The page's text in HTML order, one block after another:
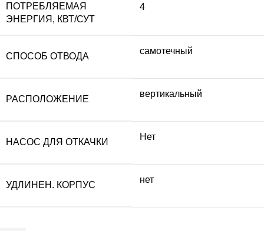
ПОТРЕБЛЯЕМАЯ
ЭНЕРГИЯ, КВТ/СУТ
4
СПОСОБ ОТВОДА
самотечный
РАСПОЛОЖЕНИЕ
вертикальный
НАСОС ДЛЯ ОТКАЧКИ
Нет
УДЛИНЕН. КОРПУС
нет